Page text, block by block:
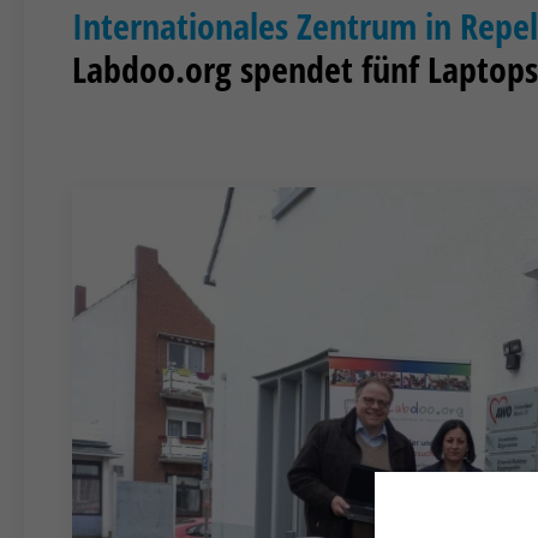
Internationales Zentrum in
Labdoo.org spendet fünf Laptops